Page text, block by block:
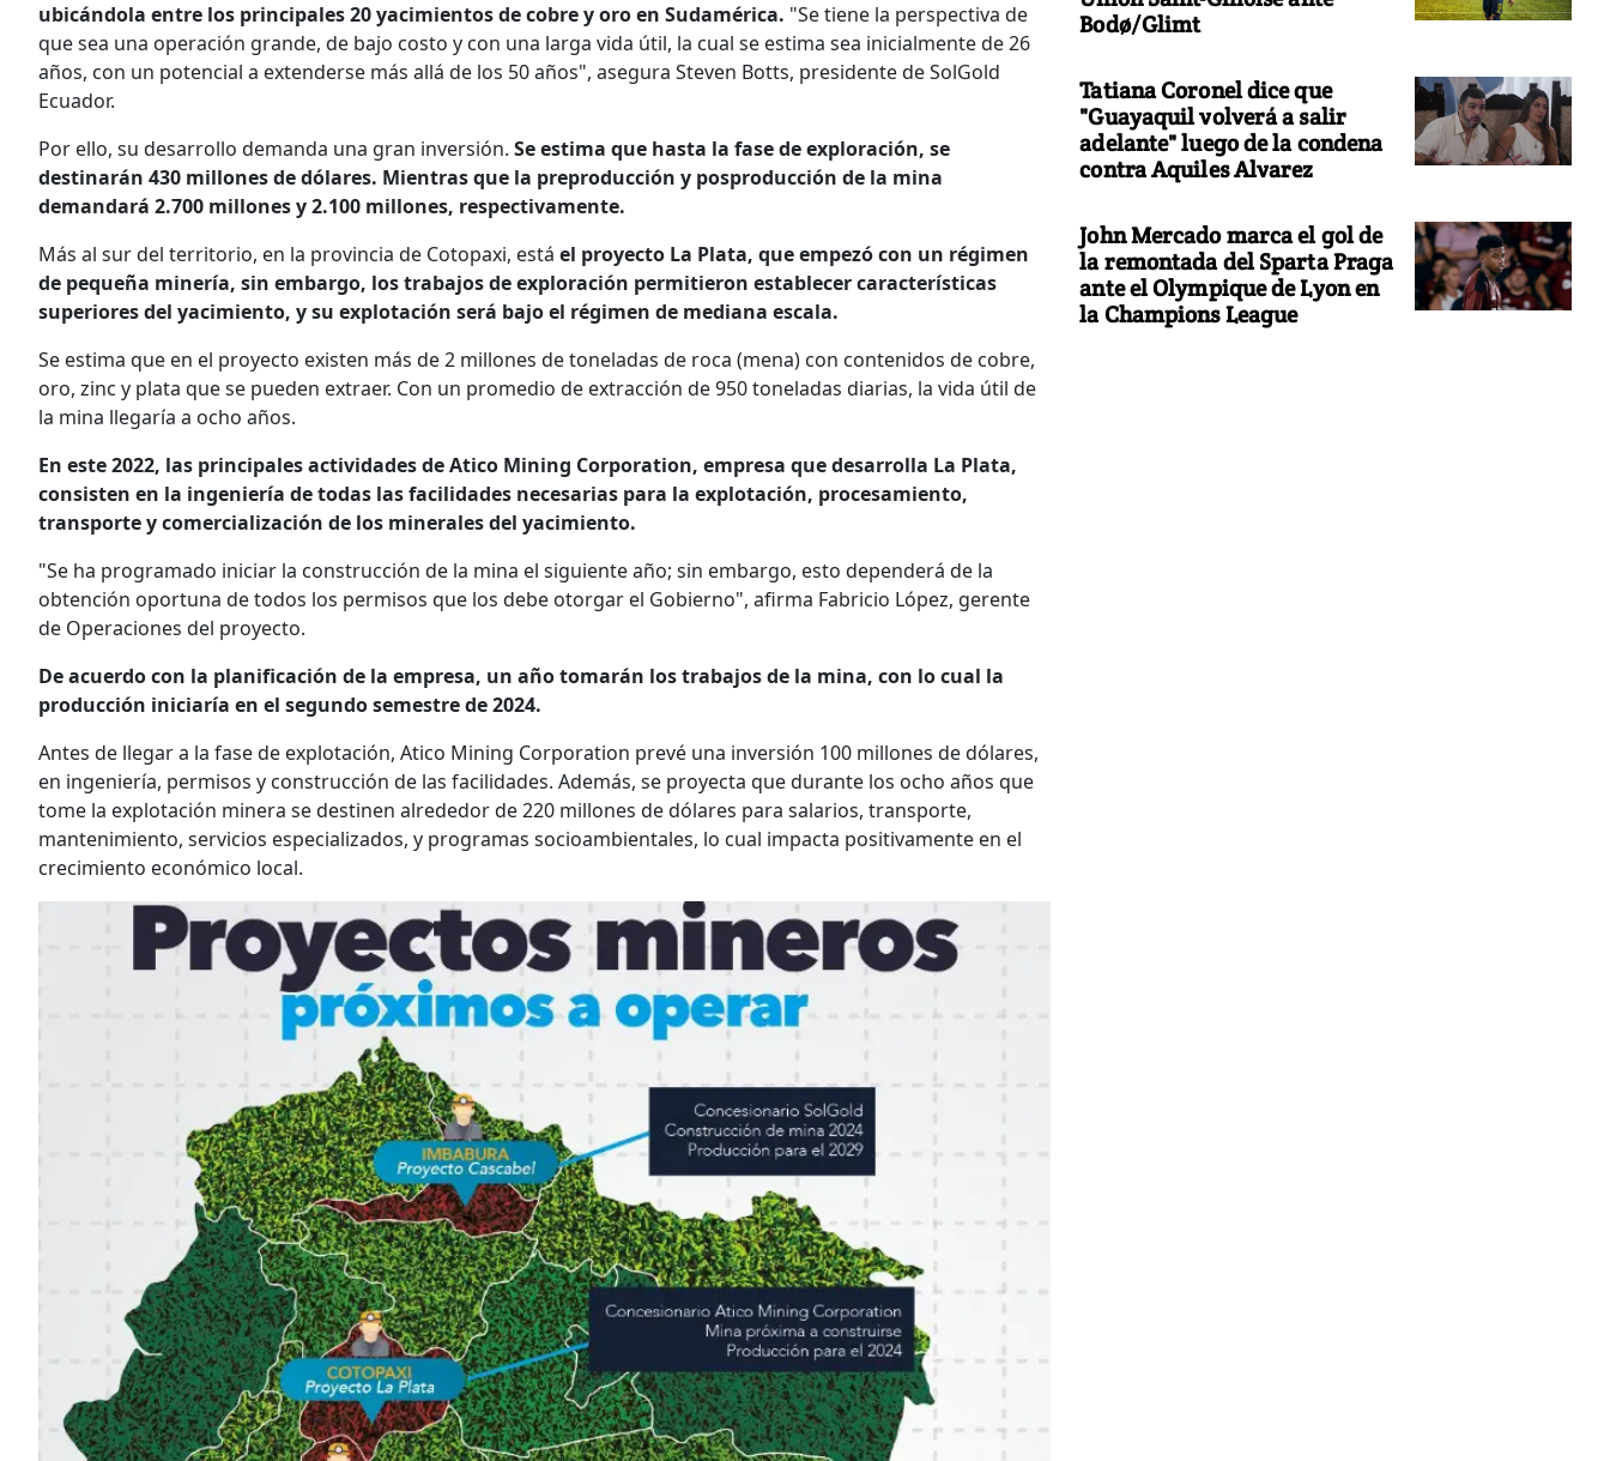
ubicándola entre los principales 20 yacimientos de cobre y oro en Sudamérica. "Se tiene la perspectiva de
que sea una operación grande, de bajo costo y con una larga vida útil, la cual se estima sea inicialmente de 26
años, con un potencial a extenderse más allá de los 50 años", asegura Steven Botts, presidente de SolGold
Ecuador.
Por ello, su desarrollo demanda una gran inversión. Se estima que hasta la fase de exploración, se
destinarán 430 millones de dólares. Mientras que la preproducción y posproducción de la mina
demandará 2.700 millones y 2.100 millones, respectivamente.
Más al sur del territorio, en la provincia de Cotopaxi, está el proyecto La Plata, que empezó con un régimen
de pequeña minería, sin embargo, los trabajos de exploración permitieron establecer características
superiores del yacimiento, y su explotación será bajo el régimen de mediana escala.
Se estima que en el proyecto existen más de 2 millones de toneladas de roca (mena) con contenidos de cobre,
oro, zinc y plata que se pueden extraer. Con un promedio de extracción de 950 toneladas diarias, la vida útil de
la mina llegaría a ocho años.
En este 2022, las principales actividades de Atico Mining Corporation, empresa que desarrolla La Plata,
consisten en la ingeniería de todas las facilidades necesarias para la explotación, procesamiento,
transporte y comercialización de los minerales del yacimiento.
"Se ha programado iniciar la construcción de la mina el siguiente año; sin embargo, esto dependerá de la
obtención oportuna de todos los permisos que los debe otorgar el Gobierno", afirma Fabricio López, gerente
de Operaciones del proyecto.
De acuerdo con la planificación de la empresa, un año tomarán los trabajos de la mina, con lo cual la
producción iniciaría en el segundo semestre de 2024.
Antes de llegar a la fase de explotación, Atico Mining Corporation prevé una inversión 100 millones de dólares,
en ingeniería, permisos y construcción de las facilidades. Además, se proyecta que durante los ocho años que
tome la explotación minera se destinen alrededor de 220 millones de dólares para salarios, transporte,
mantenimiento, servicios especializados, y programas socioambientales, lo cual impacta positivamente en el
crecimiento económico local.
Bodø/Glimt
Tatiana Coronel dice que
"Guayaquil volverá a salir
adelante" luego de la condena
contra Aquiles Alvarez
John Mercado marca el gol de
la remontada del Sparta Praga
ante el Olympique de Lyon en
la Champions League